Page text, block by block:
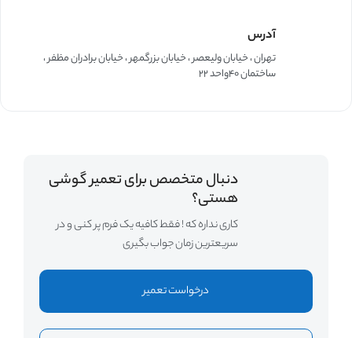
آدرس
تهران ، خیابان ولیعصر ، خیابان بزرگمهر ، خیابان برادران مظفر ،
ساختمان ۴۰واحد ۲۲
دنبال متخصص برای تعمیر گوشی
هستی؟
کاری نداره که ! فقط کافیه یک فرم پر کنی و در
سریعترین زمان جواب بگیری
درخواست تعمیر